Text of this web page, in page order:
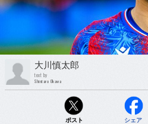
大川慎太郎
text by
Shintaro Okawa
ポスト シェア